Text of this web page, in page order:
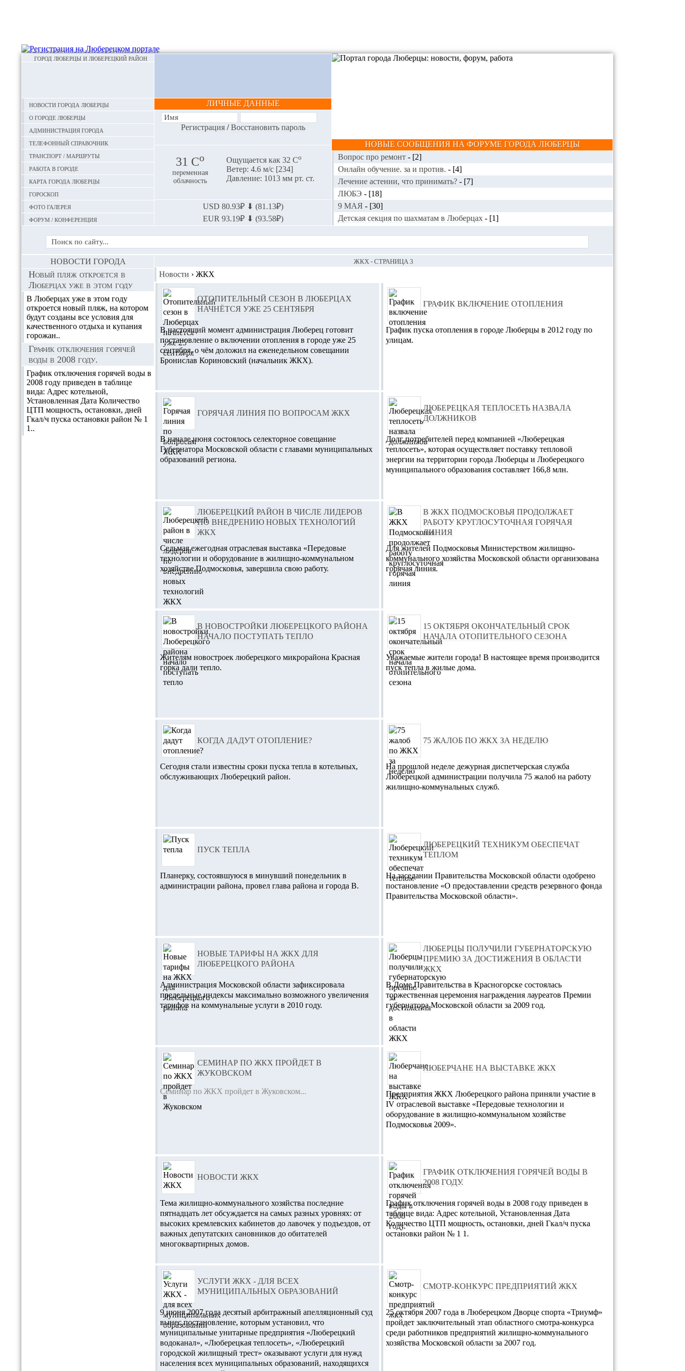
ГОРОД ЛЮБЕРЦЫ И ЛЮБЕРЕЦКИЙ РАЙОН
Новости города Люберцы
О городе Люберцы
Администрация города
Телефонный справочник
Транспорт / маршруты
Работа в городе
Карта города Люберцы
Гороскоп
Фото галерея
Форум / конференция
ЛИЧНЫЕ ДАННЫЕ
Регистрация/Восстановить пароль
31 Сo
переменная
облачность
Ощущается как 32 Сo
Ветер: 4.6 м/с [234]
Давление: 1013 мм рт. ст.
USD 80.93₽ ⬇ (81.13₽)
EUR 93.19₽ ⬇ (93.58₽)
НОВЫЕ СООБЩЕНИЯ НА ФОРУМЕ ГОРОДА ЛЮБЕРЦЫ
Вопрос про ремонт - [2]
Онлайн обучение. за и против. - [4]
Лечение астении, что принимать? - [7]
ЛЮБЭ - [18]
9 МАЯ - [30]
Детская секция по шахматам в Люберцах - [1]
ЖКХ - СТРАНИЦА 3
Новости › ЖКХ
ОТОПИТЕЛЬНЫЙ СЕЗОН В ЛЮБЕРЦАХ
НАЧНЁТСЯ УЖЕ 25 СЕНТЯБРЯ
В настоящий момент администрация Люберец готовит
постановление о включении отопления в городе уже 25
сентября, о чём доложил на еженедельном совещании
Бронислав Кориновский (начальник ЖКХ).
ГРАФИК ВКЛЮЧЕНИЕ ОТОПЛЕНИЯ
График пуска отопления в городе Люберцы в 2012 году по
улицам.
ГОРЯЧАЯ ЛИНИЯ ПО ВОПРОСАМ ЖКХ
В начале июня состоялось селекторное совещание
Губернатора Московской области с главами муниципальных
образований региона.
ЛЮБЕРЕЦКАЯ ТЕПЛОСЕТЬ НАЗВАЛА
ДОЛЖНИКОВ
Долг потребителей перед компанией «Люберецкая
теплосеть», которая осуществляет поставку тепловой
энергии на территории города Люберцы и Люберецкого
муниципального образования составляет 166,8 млн.
ЛЮБЕРЕЦКИЙ РАЙОН В ЧИСЛЕ ЛИДЕРОВ
ПО ВНЕДРЕНИЮ НОВЫХ ТЕХНОЛОГИЙ
ЖКХ
Седьмая ежегодная отраслевая выставка «Передовые
технологии и оборудование в жилищно-коммунальном
хозяйстве Подмосковья, завершила свою работу.
В ЖКХ ПОДМОСКОВЬЯ ПРОДОЛЖАЕТ
РАБОТУ КРУГЛОСУТОЧНАЯ ГОРЯЧАЯ
ЛИНИЯ
Для жителей Подмосковья Министерством жилищно-
коммунального хозяйства Московской области организована
горячая линия.
В НОВОСТРОЙКИ ЛЮБЕРЕЦКОГО РАЙОНА
НАЧАЛО ПОСТУПАТЬ ТЕПЛО
Жителям новостроек люберецкого микрорайона Красная
горка дали тепло.
15 ОКТЯБРЯ ОКОНЧАТЕЛЬНЫЙ СРОК
НАЧАЛА ОТОПИТЕЛЬНОГО СЕЗОНА
Уважаемые жители города! В настоящее время производится
пуск тепла в жилые дома.
КОГДА ДАДУТ ОТОПЛЕНИЕ?
Сегодня стали известны сроки пуска тепла в котельных,
обслуживающих Люберецкий район.
75 ЖАЛОБ ПО ЖКХ ЗА НЕДЕЛЮ
На прошлой неделе дежурная диспетчерская служба
Люберецкой администрации получила 75 жалоб на работу
жилищно-коммунальных служб.
ПУСК ТЕПЛА
Планерку, состоявшуюся в минувший понедельник в
администрации района, провел глава района и города В.
ЛЮБЕРЕЦКИЙ ТЕХНИКУМ ОБЕСПЕЧАТ
ТЕПЛОМ
На заседании Правительства Московской области одобрено
постановление «О предоставлении средств резервного фонда
Правительства Московской области».
НОВЫЕ ТАРИФЫ НА ЖКХ ДЛЯ
ЛЮБЕРЕЦКОГО РАЙОНА
Администрация Московской области зафиксировала
предельные индексы максимально возможного увеличения
тарифов на коммунальные услуги в 2010 году.
ЛЮБЕРЦЫ ПОЛУЧИЛИ ГУБЕРНАТОРСКУЮ
ПРЕМИЮ ЗА ДОСТИЖЕНИЯ В ОБЛАСТИ
ЖКХ
В Доме Правительства в Красногорске состоялась
торжественная церемония награждения лауреатов Премии
губернатора Московской области за 2009 год.
СЕМИНАР ПО ЖКХ ПРОЙДЕТ В
ЖУКОВСКОМ
Семинар по ЖКХ пройдет в Жуковском...
ЛЮБЕРЧАНЕ НА ВЫСТАВКЕ ЖКХ
Предприятия ЖКХ Люберецкого района приняли участие в
IV отраслевой выставке «Передовые технологии и
оборудование в жилищно-коммунальном хозяйстве
Подмосковья 2009».
НОВОСТИ ЖКХ
Тема жилищно-коммунального хозяйства последние
пятнадцать лет обсуждается на самых разных уровнях: от
высоких кремлевских кабинетов до лавочек у подъездов, от
важных депутатских сановников до обитателей
многоквартирных домов.
ГРАФИК ОТКЛЮЧЕНИЯ ГОРЯЧЕЙ ВОДЫ В
2008 ГОДУ.
График отключения горячей воды в 2008 году приведен в
таблице вида: Адрес котельной, Установленная Дата
Количество ЦТП мощность, остановки, дней Гкал/ч пуска
остановки район № 1 1.
УСЛУГИ ЖКХ - ДЛЯ ВСЕХ
МУНИЦИПАЛЬНЫХ ОБРАЗОВАНИЙ
9 июня 2007 года десятый арбитражный апелляционный суд
вынес постановление, которым установил, что
муниципальные унитарные предприятия «Люберецкий
водоканал», «Люберецкая теплосеть», «Люберецкий
городской жилищный трест» оказывают услуги для нужд
населения всех муниципальных образований, находящихся
СМОТР-КОНКУРС ПРЕДПРИЯТИЙ ЖКХ
25 октября 2007 года в Люберецком Дворце спорта «Триумф»
пройдет заключительный этап областного смотра-конкурса
среди работников предприятий жилищно-коммунального
хозяйства Московской области за 2007 год.
НОВОСТИ ГОРОДА
Новый пляж откроется в
Люберцах уже в этом году
В Люберцах уже в этом году
откроется новый пляж, на котором
будут созданы все условия для
качественного отдыха и купания
горожан..
График отключения горячей
воды в 2008 году.
График отключения горячей воды в
2008 году приведен в таблице
вида: Адрес котельной,
Установленная Дата Количество
ЦТП мощность, остановки, дней
Гкал/ч пуска остановки район № 1
1..